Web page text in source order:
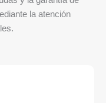
la atención